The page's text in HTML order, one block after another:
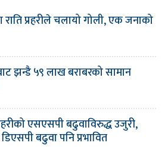
राति प्रहरीले चलायो गोली, एक जनाको
झन्डै ५९ लाख बराबरको सामान
एसएसपी बढुवाविरुद्ध उजुरी,
बढुवा पनि प्रभावित